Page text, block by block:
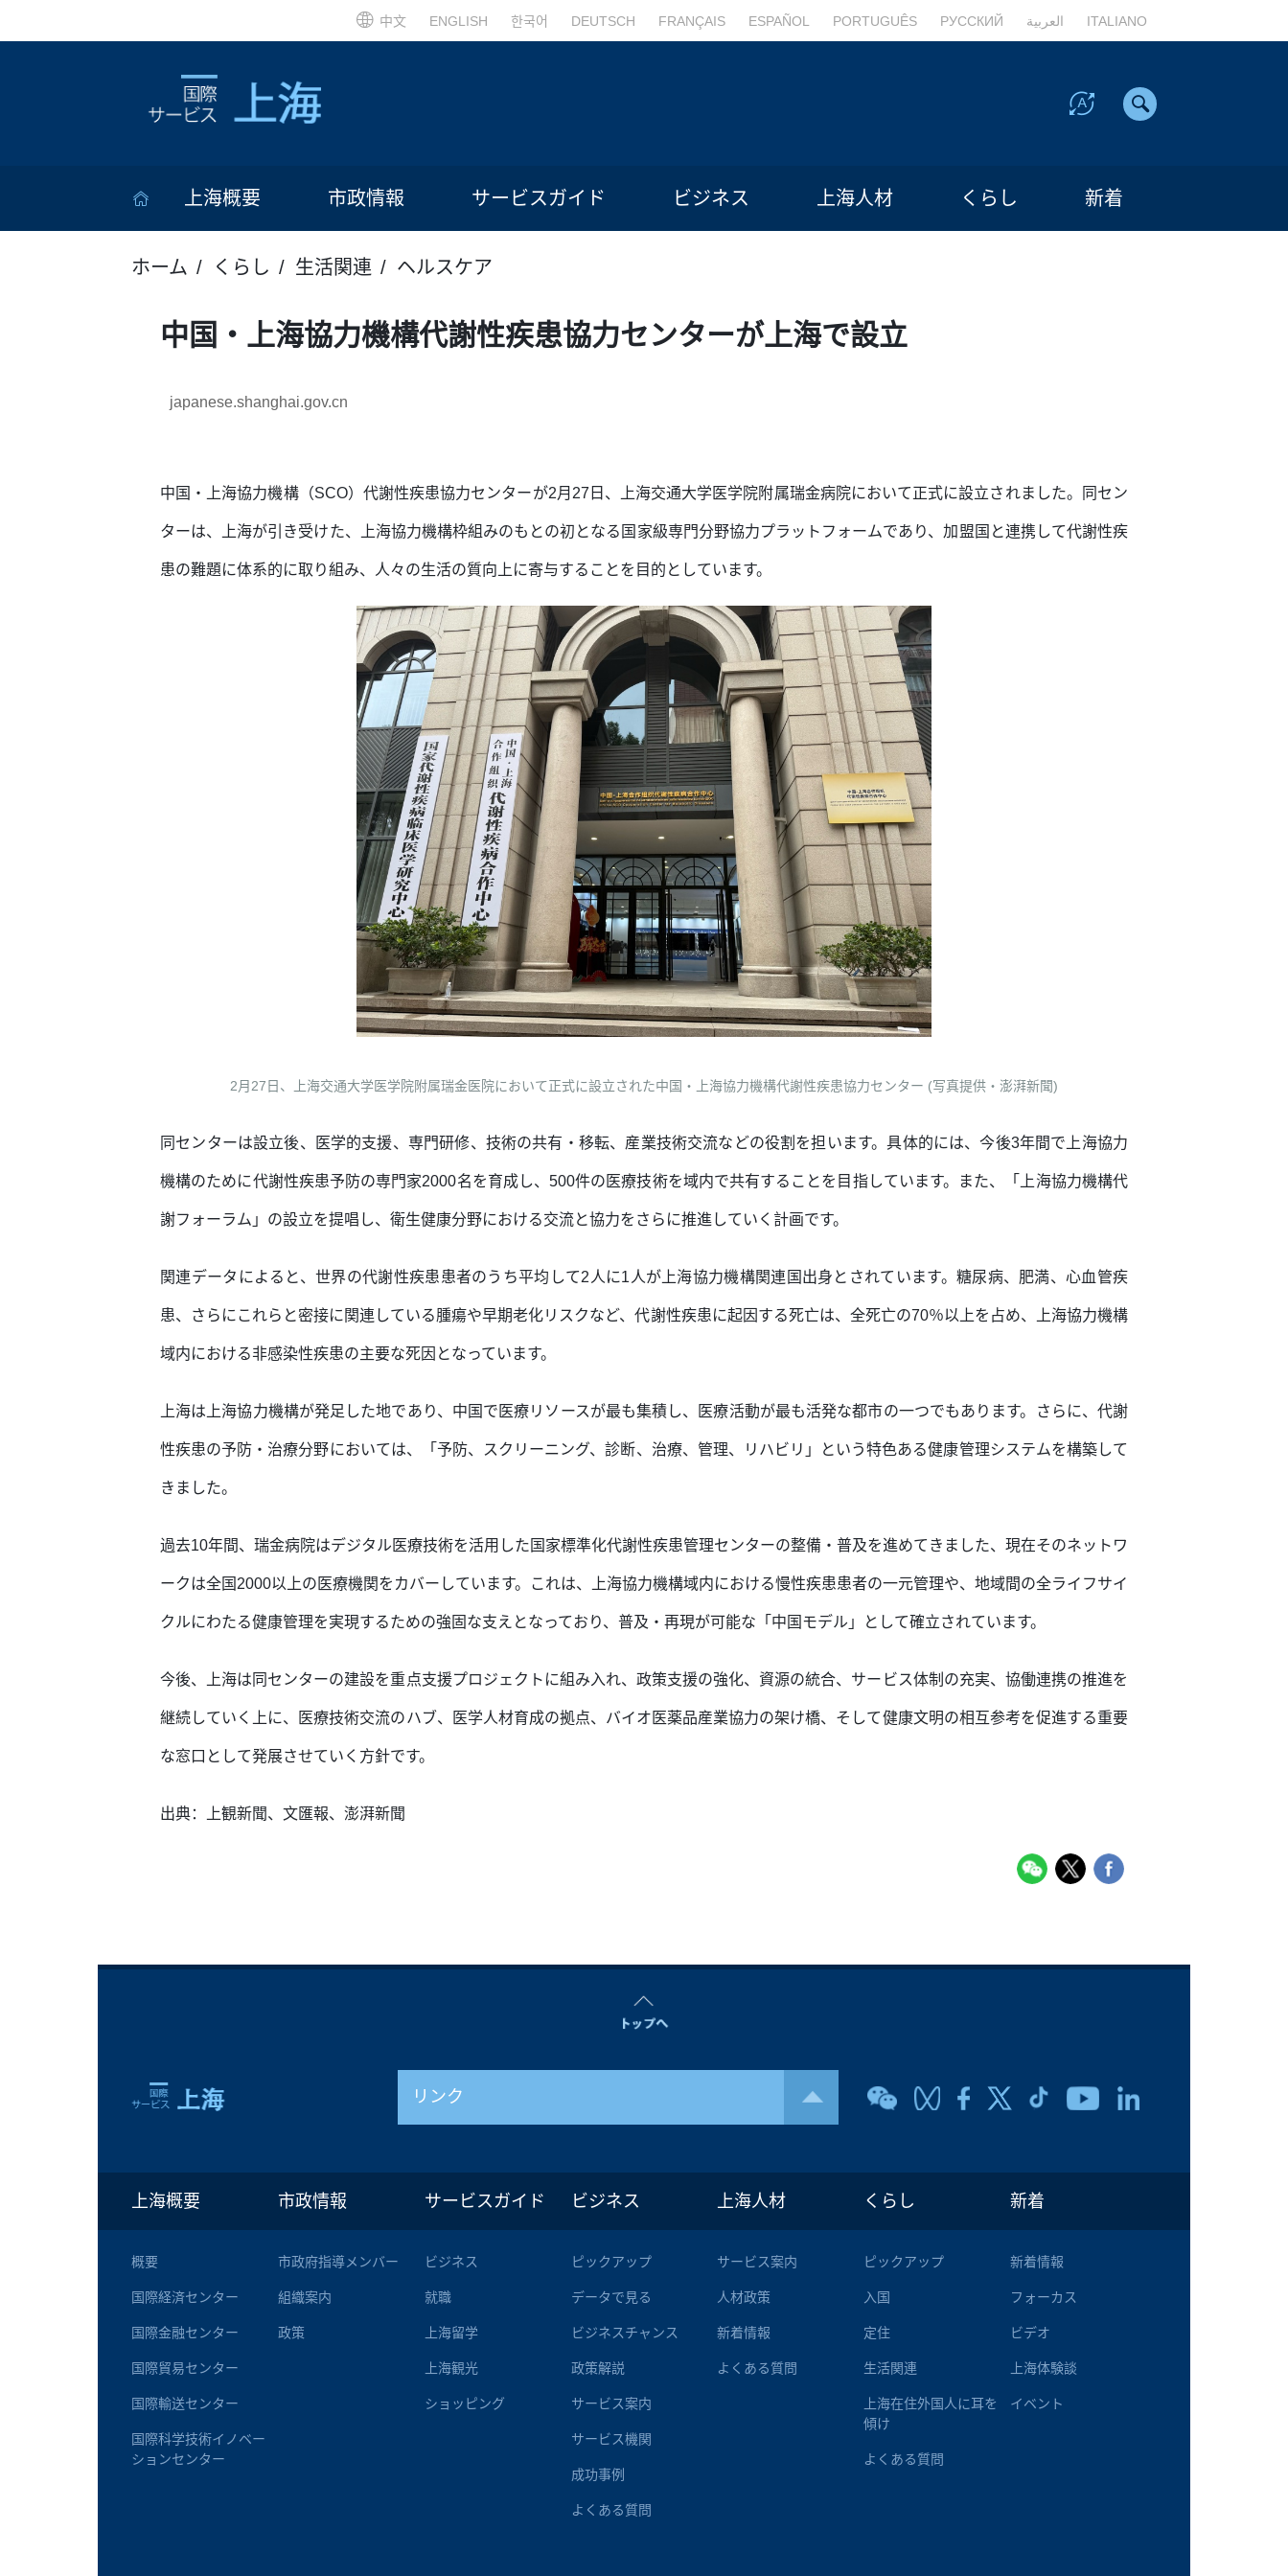
中文 ENGLISH 한국어 DEUTSCH FRANÇAIS ESPAÑOL PORTUGUÊS РУССКИЙ العربية ITALIANO
上海概要 市政情報 サービスガイド ビジネス 上海人材 くらし 新着
ホーム くらし 生活関連 ヘルスケア
中国・上海協力機構代謝性疾患協力センターが上海で設立
japanese.shanghai.gov.cn
中国・上海協力機構（SCO）代謝性疾患協力センターが2月27日、上海交通大学医学院附属瑞金病院において正式に設立されました。同セン
ターは、上海が引き受けた、上海協力機構枠組みのもとの初となる国家級専門分野協力プラットフォームであり、加盟国と連携して代謝性疾
患の難題に体系的に取り組み、人々の生活の質向上に寄与することを目的としています。
2月27日、上海交通大学医学院附属瑞金医院において正式に設立された中国・上海協力機構代謝性疾患協力センター (写真提供・澎湃新聞)
同センターは設立後、医学的支援、専門研修、技術の共有・移転、産業技術交流などの役割を担います。具体的には、今後3年間で上海協力
機構のために代謝性疾患予防の専門家2000名を育成し、500件の医療技術を域内で共有することを目指しています。また、「上海協力機構代
謝フォーラム」の設立を提唱し、衛生健康分野における交流と協力をさらに推進していく計画です。
関連データによると、世界の代謝性疾患患者のうち平均して2人に1人が上海協力機構関連国出身とされています。糖尿病、肥満、心血管疾
患、さらにこれらと密接に関連している腫瘍や早期老化リスクなど、代謝性疾患に起因する死亡は、全死亡の70％以上を占め、上海協力機構
域内における非感染性疾患の主要な死因となっています。
上海は上海協力機構が発足した地であり、中国で医療リソースが最も集積し、医療活動が最も活発な都市の一つでもあります。さらに、代謝
性疾患の予防・治療分野においては、「予防、スクリーニング、診断、治療、管理、リハビリ」という特色ある健康管理システムを構築して
きました。
過去10年間、瑞金病院はデジタル医療技術を活用した国家標準化代謝性疾患管理センターの整備・普及を進めてきました、現在そのネットワ
ークは全国2000以上の医療機関をカバーしています。これは、上海協力機構域内における慢性疾患患者の一元管理や、地域間の全ライフサイ
クルにわたる健康管理を実現するための強固な支えとなっており、普及・再現が可能な「中国モデル」として確立されています。
今後、上海は同センターの建設を重点支援プロジェクトに組み入れ、政策支援の強化、資源の統合、サービス体制の充実、協働連携の推進を
継続していく上に、医療技術交流のハブ、医学人材育成の拠点、バイオ医薬品産業協力の架け橋、そして健康文明の相互参考を促進する重要
な窓口として発展させていく方針です。
出典：上観新聞、文匯報、澎湃新聞
リンク
上海概要
概要
国際経済センター
国際金融センター
国際貿易センター
国際輸送センター
国際科学技術イノベー
ションセンター
市政情報
市政府指導メンバー
組織案内
政策
サービスガイド
ビジネス
就職
上海留学
上海観光
ショッピング
ビジネス
ピックアップ
データで見る
ビジネスチャンス
政策解説
サービス案内
サービス機関
成功事例
よくある質問
上海人材
サービス案内
人材政策
新着情報
よくある質問
くらし
ピックアップ
入国
定住
生活関連
上海在住外国人に耳を
傾け
よくある質問
新着
新着情報
フォーカス
ビデオ
上海体験談
イベント